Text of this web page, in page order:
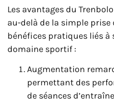
Les avantages du
au-delà de la simple prise
bénéfices pratiques liés
domaine sportif :
Augmentation
permettant des
de séances